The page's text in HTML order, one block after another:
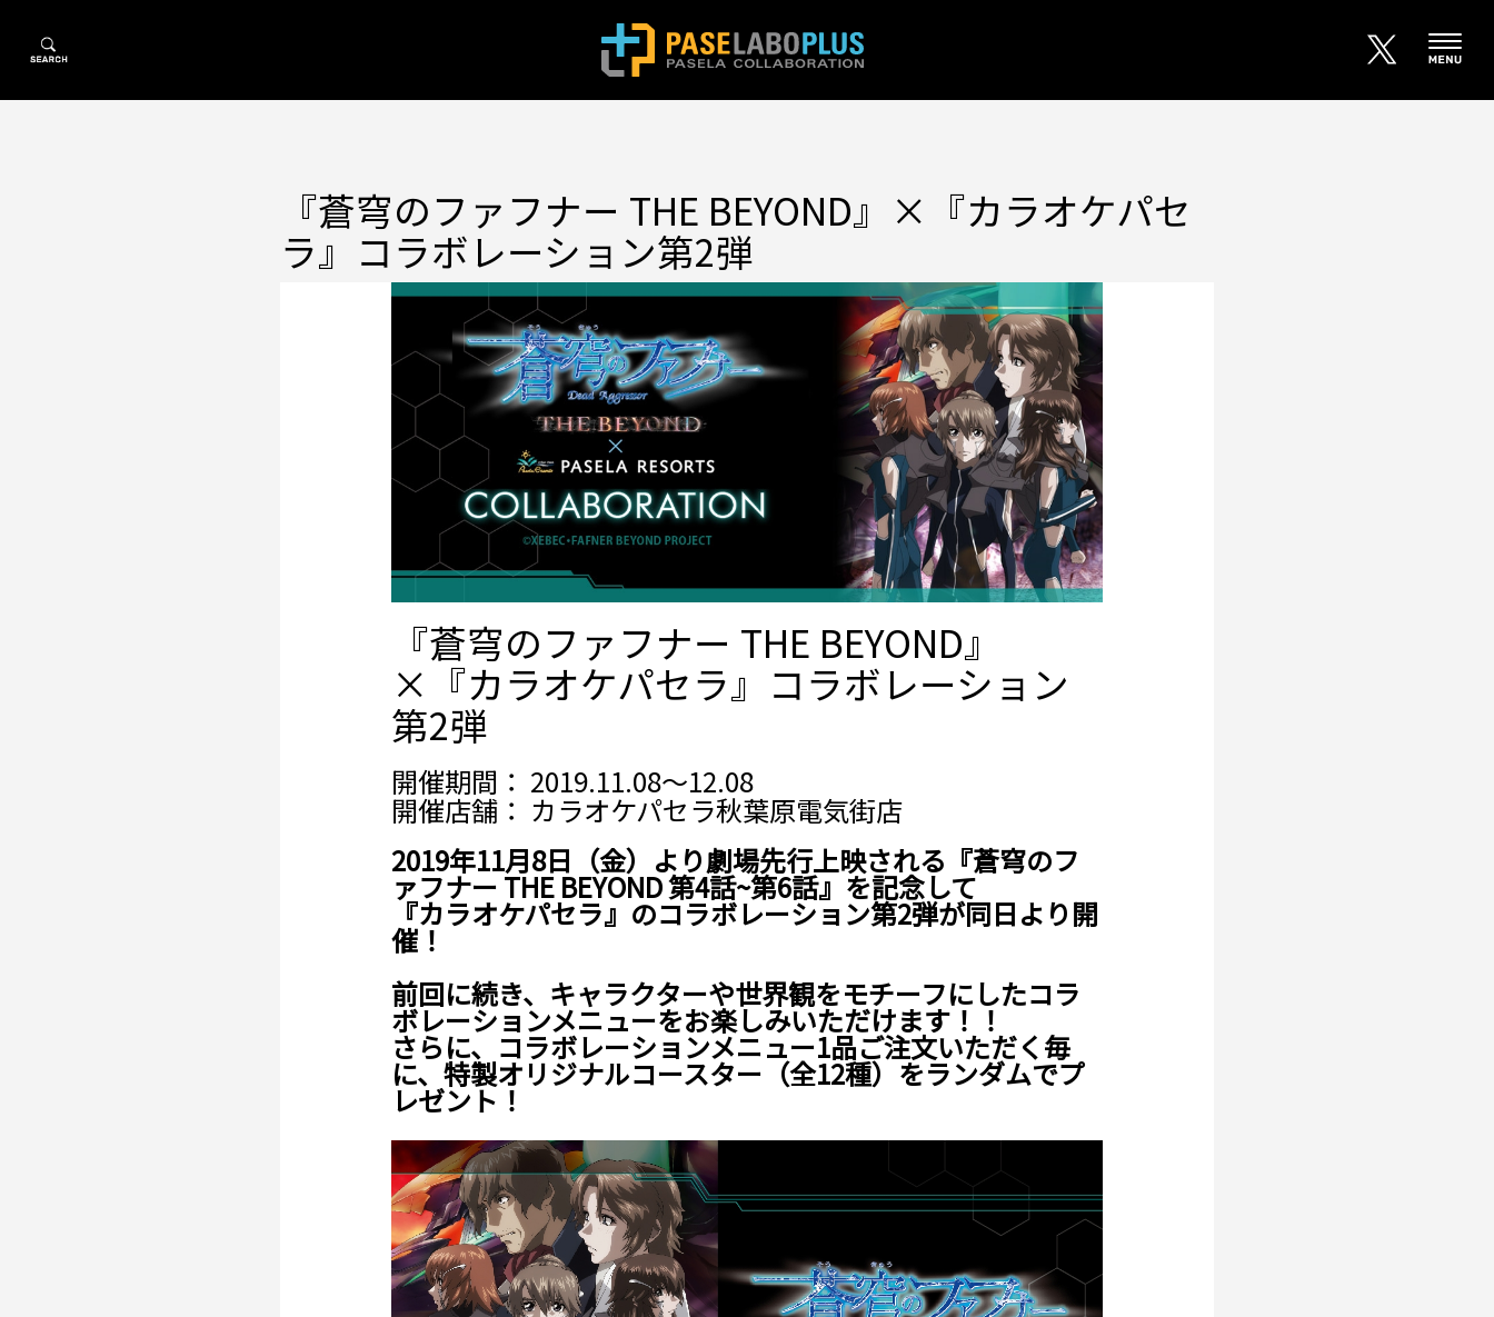
『蒼穹のファフナー THE BEYOND』×『カラオケパセ
ラ』コラボレーション第2弾
『蒼穹のファフナー THE BEYOND』
×『カラオケパセラ』コラボレーション
第2弾
開催期間： 2019.11.08～12.08
開催店舗： カラオケパセラ秋葉原電気街店
2019年11月8日（金）より劇場先行上映される『蒼穹のフ
ァフナー THE BEYOND 第4話~第6話』を記念して
『カラオケパセラ』のコラボレーション第2弾が同日より開
催！
前回に続き、キャラクターや世界観をモチーフにしたコラ
ボレーションメニューをお楽しみいただけます！！
さらに、コラボレーションメニュー1品ご注文いただく毎
に、特製オリジナルコースター（全12種）をランダムでプ
レゼント！